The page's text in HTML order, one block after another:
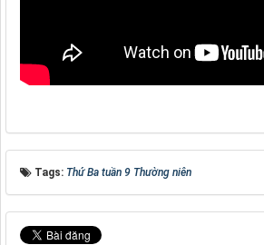
Tags: Thứ Ba tuần 9 Thường niên